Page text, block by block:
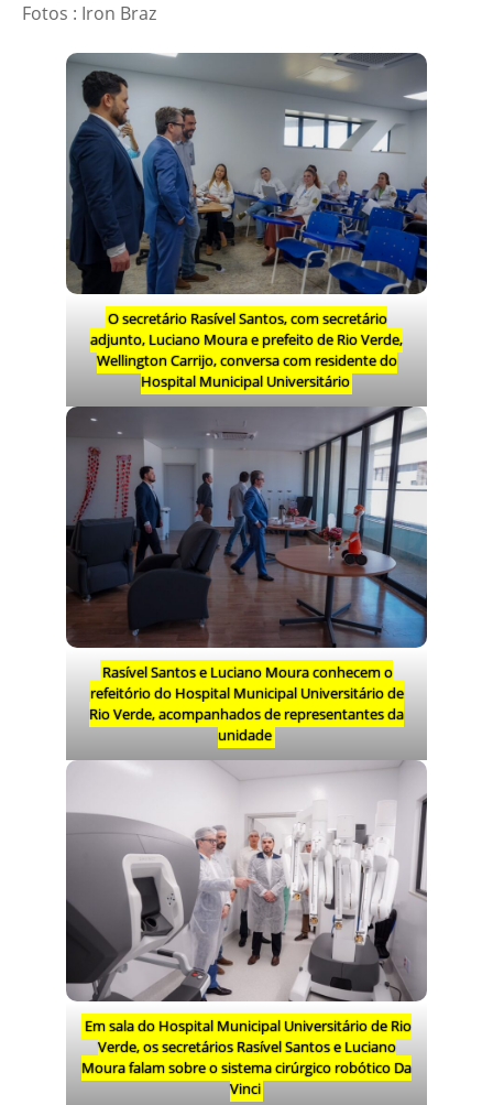
Fotos : Iron Braz
O secretário Rasível Santos, com secretário
adjunto, Luciano Moura e prefeito de Rio Verde,
Wellington Carrijo, conversa com residente do
Hospital Municipal Universitário
Rasível Santos e Luciano Moura conhecem o
refeitório do Hospital Municipal Universitário de
Rio Verde, acompanhados de representantes da
unidade
Em sala do Hospital Municipal Universitário de Rio
Verde, os secretários Rasível Santos e Luciano
Moura falam sobre o sistema cirúrgico robótico Da
Vinci